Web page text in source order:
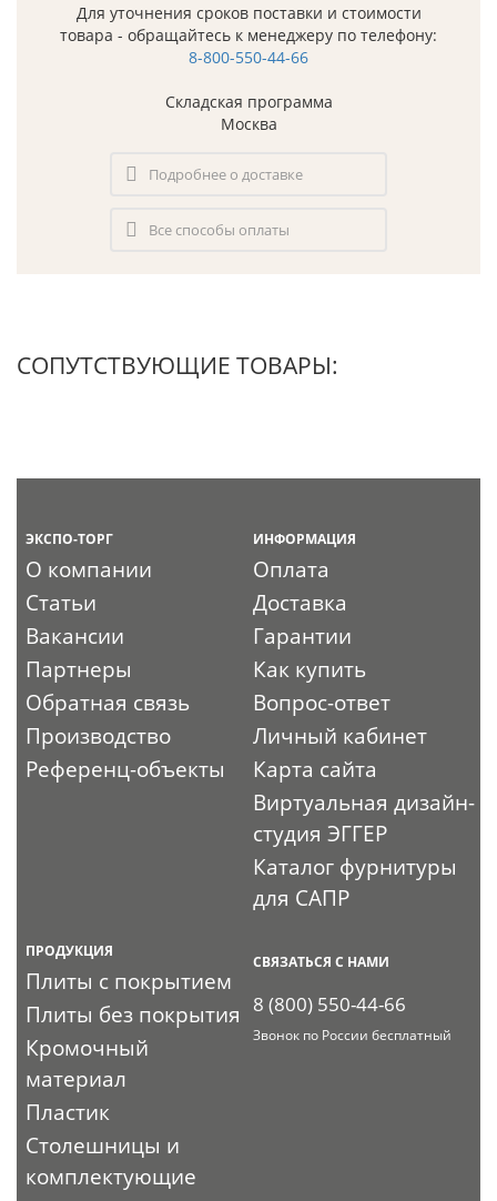
Для уточнения сроков поставки и стоимости
товара - обращайтесь к менеджеру по телефону:
8-800-550-44-66
Складская программа
Москва
Подробнее о доставке
Все способы оплаты
СОПУТСТВУЮЩИЕ ТОВАРЫ:
ЭКСПО-ТОРГ
О компании
Статьи
Вакансии
Партнеры
Обратная связь
Производство
Референц-объекты
ИНФОРМАЦИЯ
Оплата
Доставка
Гарантии
Как купить
Вопрос-ответ
Личный кабинет
Карта сайта
Виртуальная дизайн-
студия ЭГГЕР
Каталог фурнитуры
для САПР
ПРОДУКЦИЯ
Плиты с покрытием
Плиты без покрытия
Кромочный
материал
Пластик
Столешницы и
комплектующие
СВЯЗАТЬСЯ С НАМИ
8 (800) 550-44-66
Звонок по России бесплатный